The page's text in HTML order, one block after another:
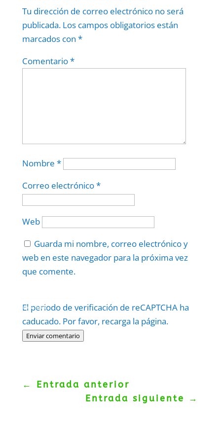
Tu dirección de correo electrónico no será
publicada. Los campos obligatorios están
marcados con *
Comentario*
Nombre *
Correo electrónico*
Web
Guarda mi nombre, correo electrónico y
web en este navegador para la próxima vez
que comente.
El periodo de verificación de reCAPTCHA ha
caducado. Por favor, recarga la página.
Enviar comentario
Politica–Términos.
← Entrada anterior
Entrada siguiente
→